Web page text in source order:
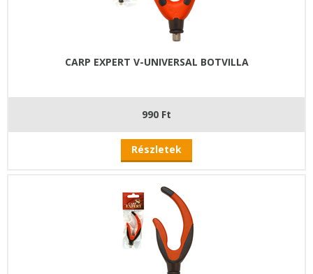
CARP EXPERT V-UNIVERSAL BOTVILLA
990 Ft
Részletek